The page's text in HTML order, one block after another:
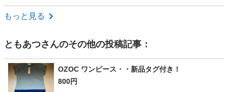
長野 松本市
もっと見る
ともあつさんのその他の投稿記事：
OZOC ワンピース・・新品タグ付き！
800円